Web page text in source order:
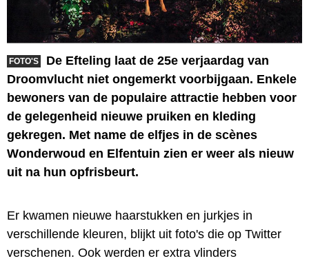
FOTO'S
De Efteling laat de 25e verjaardag van
Droomvlucht niet ongemerkt voorbijgaan. Enkele
bewoners van de populaire attractie hebben voor
de gelegenheid nieuwe pruiken en kleding
gekregen. Met name de elfjes in de scènes
Wonderwoud en Elfentuin zien er weer als nieuw
uit na hun opfrisbeurt.
Er kwamen nieuwe haarstukken en jurkjes in
verschillende kleuren, blijkt uit foto's die op Twitter
verschenen. Ook werden er extra vlinders